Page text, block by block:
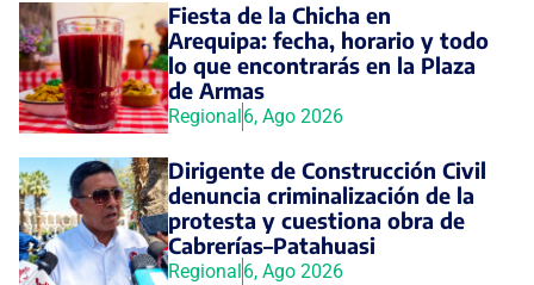
Fiesta de la Chicha en
Arequipa: fecha, horario y todo
lo que encontrarás en la Plaza
de Armas
Regional6, Ago 2026
Dirigente de Construcción Civil
denuncia criminalización de la
protesta y cuestiona obra de
Cabrerías–Patahuasi
Regional6, Ago 2026